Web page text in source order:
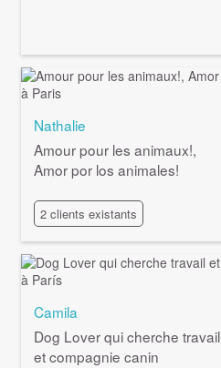
Nathalie
Amour pour les animaux!,
Amor por los animales!
2 clients existants
Camila
Dog Lover qui cherche travail
et compagnie canin